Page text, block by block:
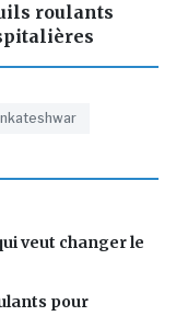
roulants
veut changer le
pour